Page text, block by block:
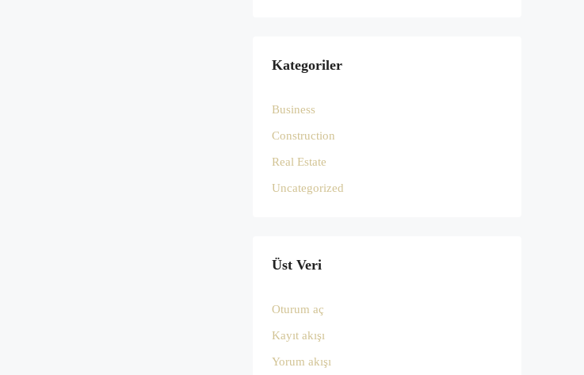
Kategoriler
Business
Construction
Real Estate
Uncategorized
Üst Veri
Oturum aç
Kayıt akışı
Yorum akışı